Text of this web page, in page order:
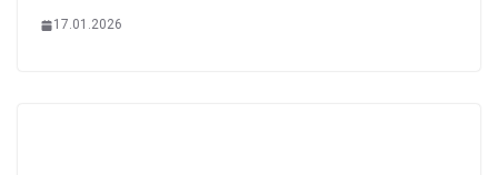
17.01.2026